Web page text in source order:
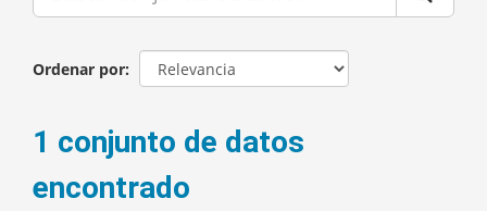
Ordenar por
1 conjunto de datos
encontrado